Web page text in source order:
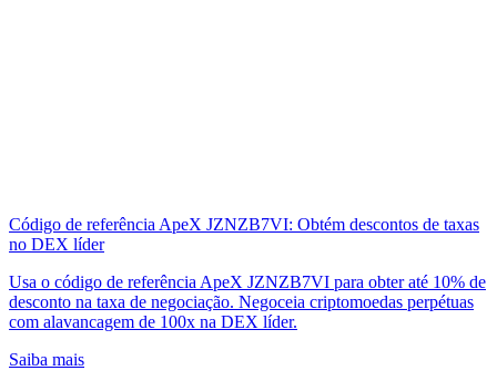
Código de referência ApeX JZNZB7VI: Obtém descontos de taxas
no DEX líder
Usa o código de referência ApeX JZNZB7VI para obter até 10% de
desconto na taxa de negociação. Negoceia criptomoedas perpétuas
com alavancagem de 100x na DEX líder.
Saiba mais